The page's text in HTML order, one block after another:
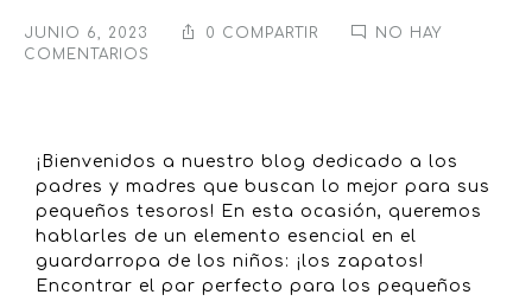
JUNIO 6, 2023 0 COMPARTIR
NO HAY
COMENTARIOS
¡Bienvenidos a nuestro blog dedicado a los
padres y madres que buscan lo mejor para sus
pequeños tesoros! En esta ocasión, queremos
hablarles de un elemento esencial en el
guardarropa de los niños: ¡los zapatos!
Encontrar el par perfecto para los pequeños